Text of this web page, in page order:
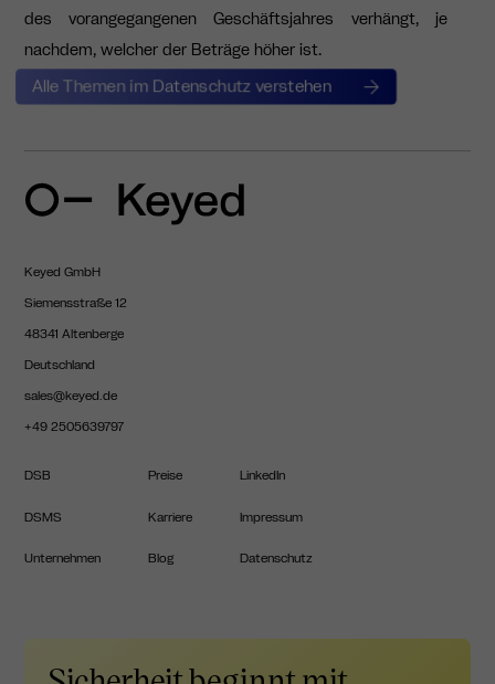
des vorangegangenen Geschäftsjahres verhängt, je
nachdem, welcher der Beträge höher ist.
Alle Themen im Datenschutz verstehen
Keyed GmbH
Siemensstraße 12
48341 Altenberge
Deutschland
sales@keyed.de
+49 2505639797
DSB
DSMS
Unternehmen
Preise
Karriere
Blog
LinkedIn
Impressum
Datenschutz